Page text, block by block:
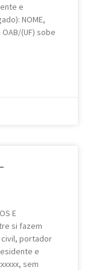
e
NOME,
(UF) sobe
E
si fazem
civil, portador
e
sem